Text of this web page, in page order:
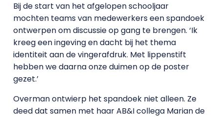
Bij de start van het afgelopen schooljaar
mochten teams van medewerkers een spandoek
ontwerpen om discussie op gang te brengen. ‘Ik
kreeg een ingeving en dacht bij het thema
identiteit aan de vingerafdruk. Met lippenstift
hebben we daarna onze duimen op de poster
gezet.’
Overman ontwierp het spandoek niet alleen. Ze
deed dat samen met haar AB&I collega Marian de